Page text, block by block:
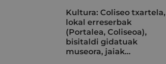
Kultura: Coliseo txartela,
lokal erreserbak
(Portalea, Coliseoa),
bisitaldi gidatuak
museora, jaiak...